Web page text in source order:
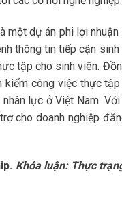
một dự án phi lợi
thông tin tiếp cận
tập cho sinh viên.
công việc thực
lực ở Việt Nam.
cho doanh nghiệp
Khóa luận: Thực